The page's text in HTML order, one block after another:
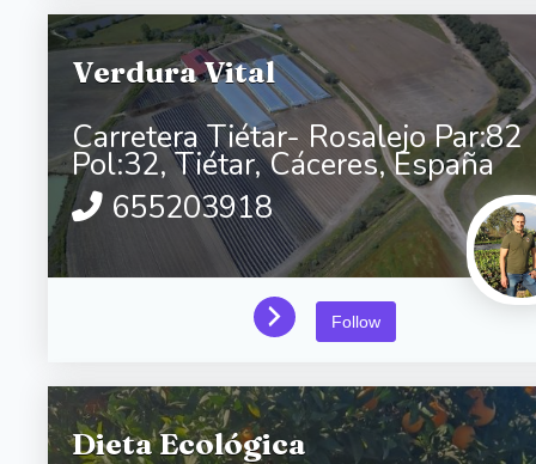
Verdura Vital
Carretera Tiétar- Rosalejo Par:82
Pol:32,Tiétar,Cáceres,España
655203918
Follow
Dieta Ecológica